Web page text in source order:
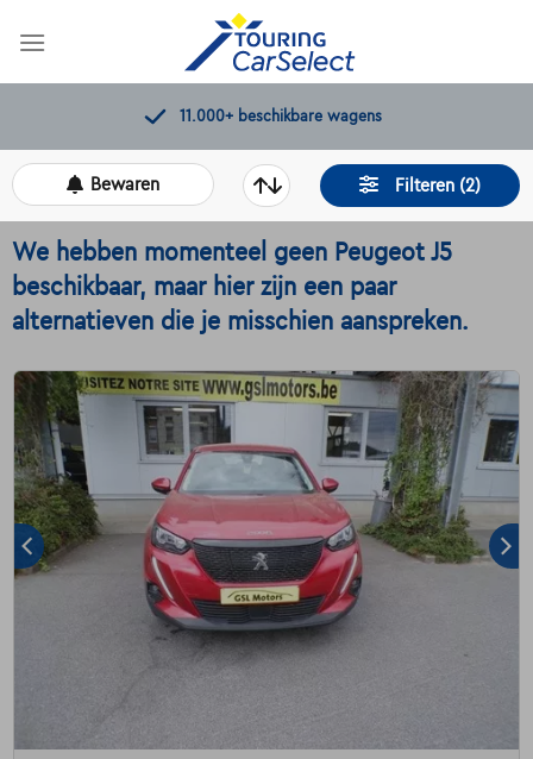
11.000+ beschikbare wagens
Filteren (2)
Bewaren
We hebben momenteel geen Peugeot J5
beschikbaar, maar hier zijn een paar
alternatieven die je misschien aanspreken.